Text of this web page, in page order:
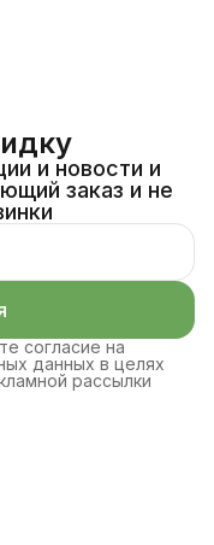
и новости и
заказ и не
согласие на
данных в целях
рассылки